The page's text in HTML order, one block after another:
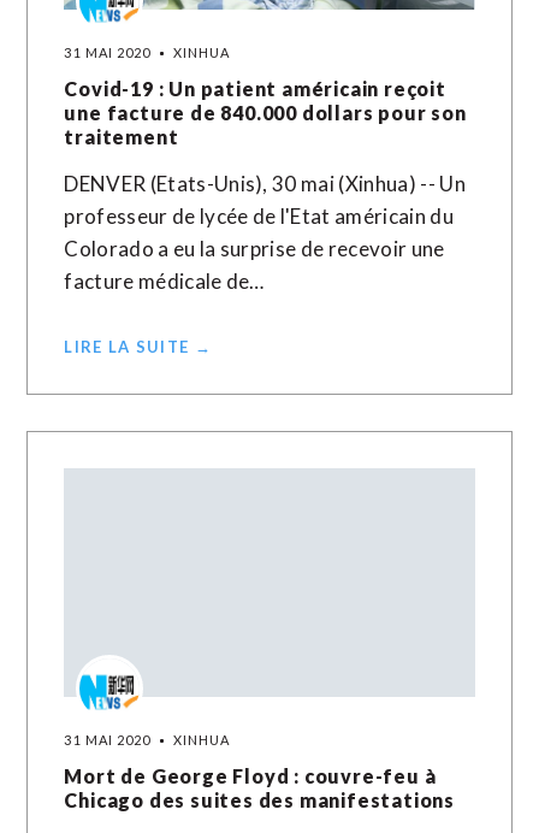
31 MAI 2020 XINHUA
Covid-19 : Un patient américain reçoit
une facture de 840.000 dollars pour son
traitement
DENVER (Etats-Unis), 30 mai (Xinhua) -- Un
professeur de lycée de l'Etat américain du
Colorado a eu la surprise de recevoir une
facture médicale de…
LIRE LA SUITE →
31 MAI 2020 XINHUA
Mort de George Floyd : couvre-feu à
Chicago des suites des manifestations